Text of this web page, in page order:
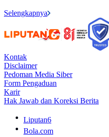
Selengkapnya
Kontak
Disclaimer
Pedoman Media Siber
Form Pengaduan
Karir
Hak Jawab dan Koreksi Berita
Liputan6
Bola.com